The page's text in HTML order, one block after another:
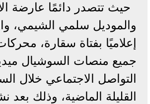
حيث تتصدر دائمًا عارضة
والموديل سلمي الشيمي،
إعلاميًا بفتاة سقارة،
جميع منصات السوشيال
التواصل الاجتماعي خلال
القليلة الماضية، وذلك بعد